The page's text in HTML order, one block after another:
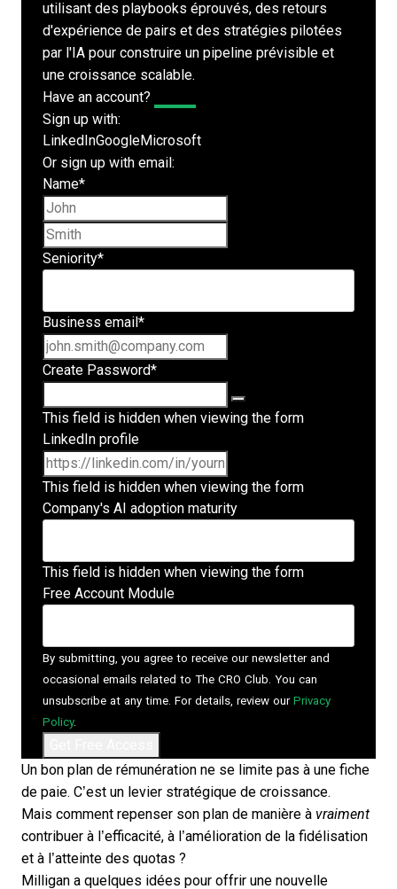
utilisant des playbooks éprouvés, des retours
d'expérience de pairs et des stratégies pilotées
par l'IA pour construire un pipeline prévisible et
une croissance scalable.
Have an account?
Sign up with:
LinkedInGoogleMicrosoft
Or sign up with email:
Name*
Seniority*
Business email *
Create Password*
This field is hidden when viewing the form
LinkedIn profile
This field is hidden when viewing the form
Company's AI adoption maturity
This field is hidden when viewing the form
Free Account Module
By submitting, you agree to receive our newsletter and
occasional emails related to The CRO Club. You can
unsubscribe at any time. For details, review our Privacy
Policy.
Un bon plan de rémunération ne se limite pas à une fiche
de paie. C’est un levier stratégique de croissance.
Mais comment repenser son plan de manière à vraiment
contribuer à l’efficacité, à l’amélioration de la fidélisation
et à l’atteinte des quotas ?
Milligan a quelques idées pour offrir une nouvelle